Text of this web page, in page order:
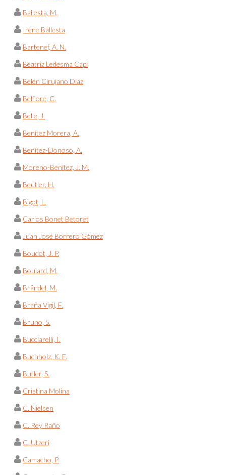
Ballesta, M.
Irene Ballesta
Bartenef, A. N.
Beatriz Ledesma Capi
Belén Cirujano Diaz
Belfiore, C.
Belle, J.
Benítez Morera, A.
Benítez-Donoso, A.
Moreno-Benítez, J. M.
Beutler, H.
Bigot, L.
Carlos Bonet Betoret
Juan José Borrero Gómez
Boudot, J. P.
Boulard, M.
Brändel, M.
Braña Vigil, F.
Bruno, S.
Bucciarelli, I.
Buchholz, K. F.
Butler, S.
Cristina Molina
C. Nielsen
C. Rey Raño
C. Utzeri
Camacho, P.